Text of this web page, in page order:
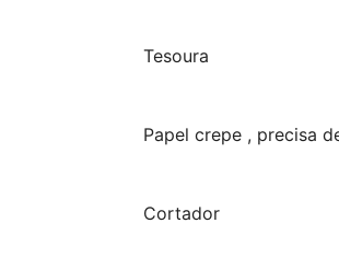
Tesoura
Papel crepe , precisa
Cortador